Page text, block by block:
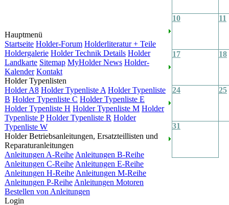
Hauptmenü
Startseite Holder-Forum Holderliteratur + Teile
Holdergalerie Holder Technik Details Holder
Landkarte Sitemap MyHolder News Holder-
Kalender Kontakt
Holder Typenlisten
Holder A8 Holder Typenliste A Holder Typenliste
B Holder Typenliste C Holder Typenliste E
Holder Typenliste H Holder Typenliste M Holder
Typenliste P Holder Typenliste R Holder
Typenliste W
Holder Betriebsanleitungen, Ersatzteillisten und
Reparaturanleitungen
Anleitungen A-Reihe Anleitungen B-Reihe
Anleitungen C-Reihe Anleitungen E-Reihe
Anleitungen H-Reihe Anleitungen M-Reihe
Anleitungen P-Reihe Anleitungen Motoren
Bestellen von Anleitungen
Login
10 11
17 18
24 25
31